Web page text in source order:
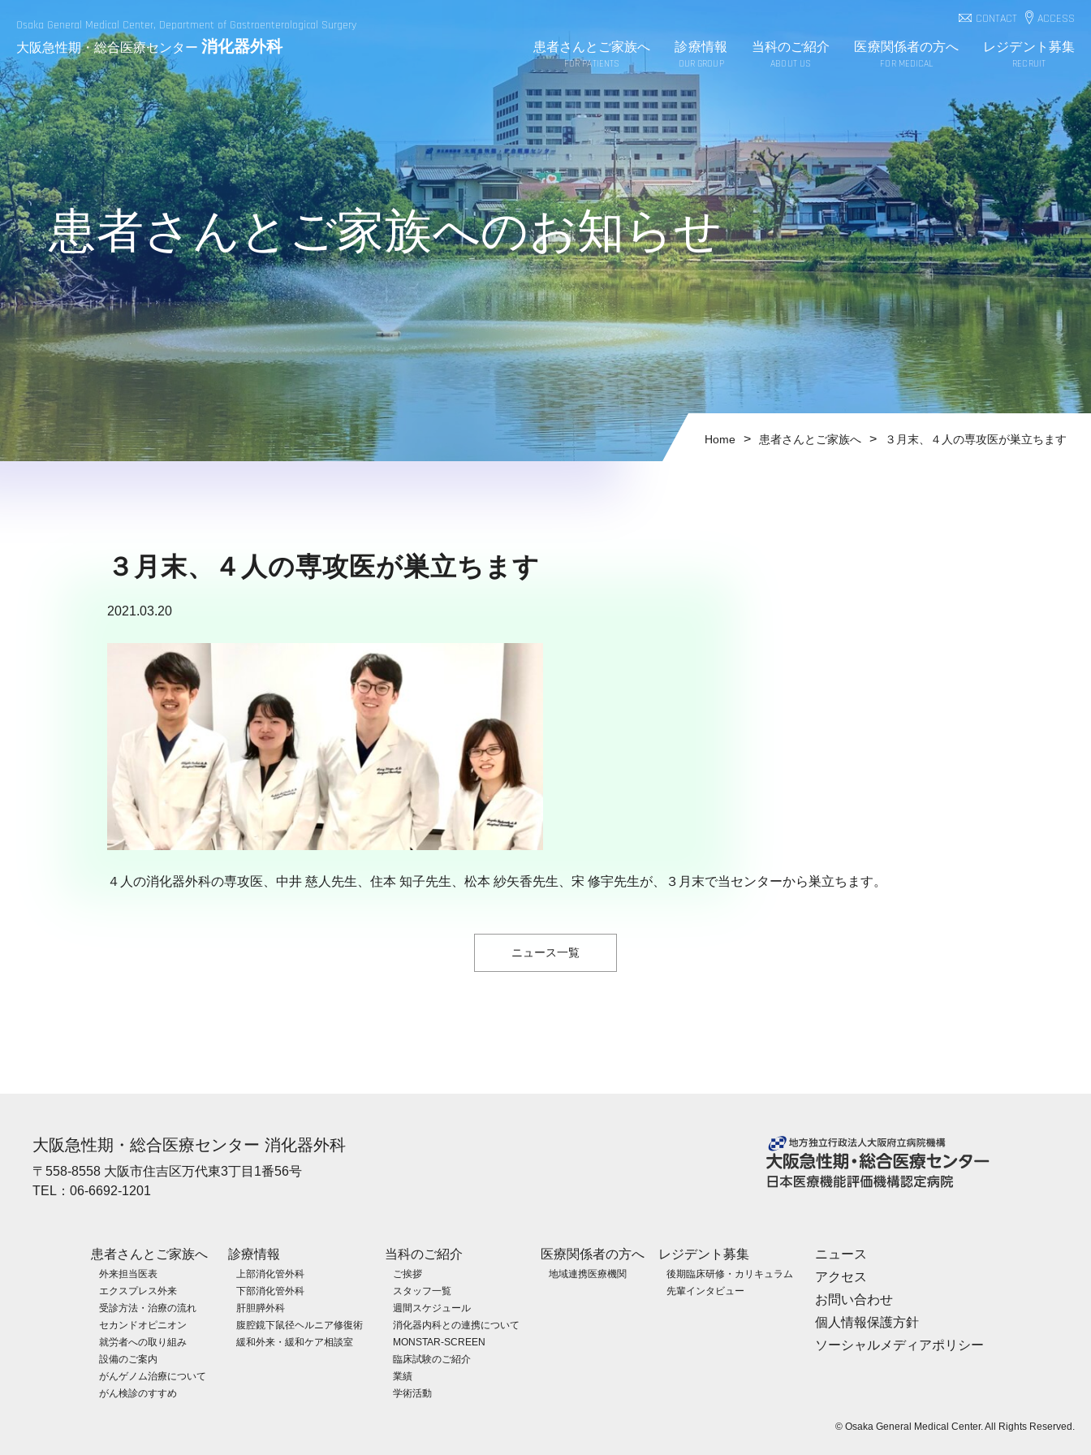
Osaka General Medical Center, Department of Gastroenterological Surgery
大阪急性期・総合医療センター 消化器外科
CONTACT ACCESS
患者さんとご家族へ
FOR PATIENTS
診療情報
OUR GROUP
当科のご紹介
ABOUT US
医療関係者の方へ
FOR MEDICAL
レジデント募集
RECRUIT
患者さんとご家族へのお知らせ
Home > 患者さんとご家族へ > ３月末、４人の専攻医が巣立ちます
３月末、４人の専攻医が巣立ちます
2021.03.20
４人の消化器外科の専攻医、中井 慈人先生、住本 知子先生、松本 紗矢香先生、宋 修宇先生が、３月末で当センターから巣立ちます。
ニュース一覧
大阪急性期・総合医療センター 消化器外科
〒558-8558 大阪市住吉区万代東3丁目1番56号
TEL： 06-6692-1201
患者さんとご家族へ
外来担当医表
エクスプレス外来
受診方法・治療の流れ
セカンドオピニオン
就労者への取り組み
設備のご案内
がんゲノム治療について
がん検診のすすめ
診療情報
上部消化管外科
下部消化管外科
肝胆膵外科
腹腔鏡下鼠径ヘルニア修復術
緩和外来・緩和ケア相談室
当科のご紹介
ご挨拶
スタッフ一覧
週間スケジュール
消化器内科との連携について
MONSTAR-SCREEN
臨床試験のご紹介
業績
学術活動
医療関係者の方へ
地域連携医療機関
レジデント募集
後期臨床研修・カリキュラム
先輩インタビュー
ニュース
アクセス
お問い合わせ
個人情報保護方針
ソーシャルメディアポリシー
© Osaka General Medical Center. All Rights Reserved.